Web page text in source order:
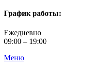
График работы:
Ежедневно
09:00 – 19:00
Меню